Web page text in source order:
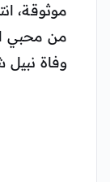
موثوقة،
من محبي
وفاة